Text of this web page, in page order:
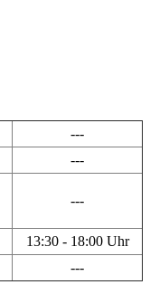
---
---
---
13:30 - 18:00 Uhr
---